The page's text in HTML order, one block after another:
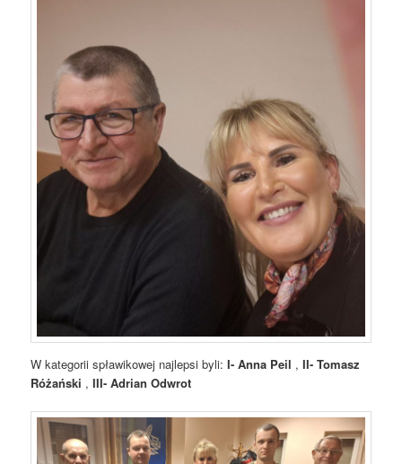
W kategorii spławikowej najlepsi byli: I- Anna Peil ,II- Tomasz
Różański ,III- Adrian Odwrot